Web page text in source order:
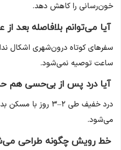
خون‌رسانی را کاهش دهد.
آیا می‌توانم بلافاصله بعد
ساعت توصیه نمی‌شود.
آیا درد پس از بی‌حسی
درد خفیف طی ۲–۳ روز
می‌شود.
خط رویش چگونه طراحی